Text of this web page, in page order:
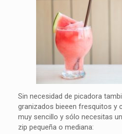
Sin necesidad de picadora
granizados bieeen fresquitos y
muy sencillo y sólo necesitas
zip pequeña o mediana: